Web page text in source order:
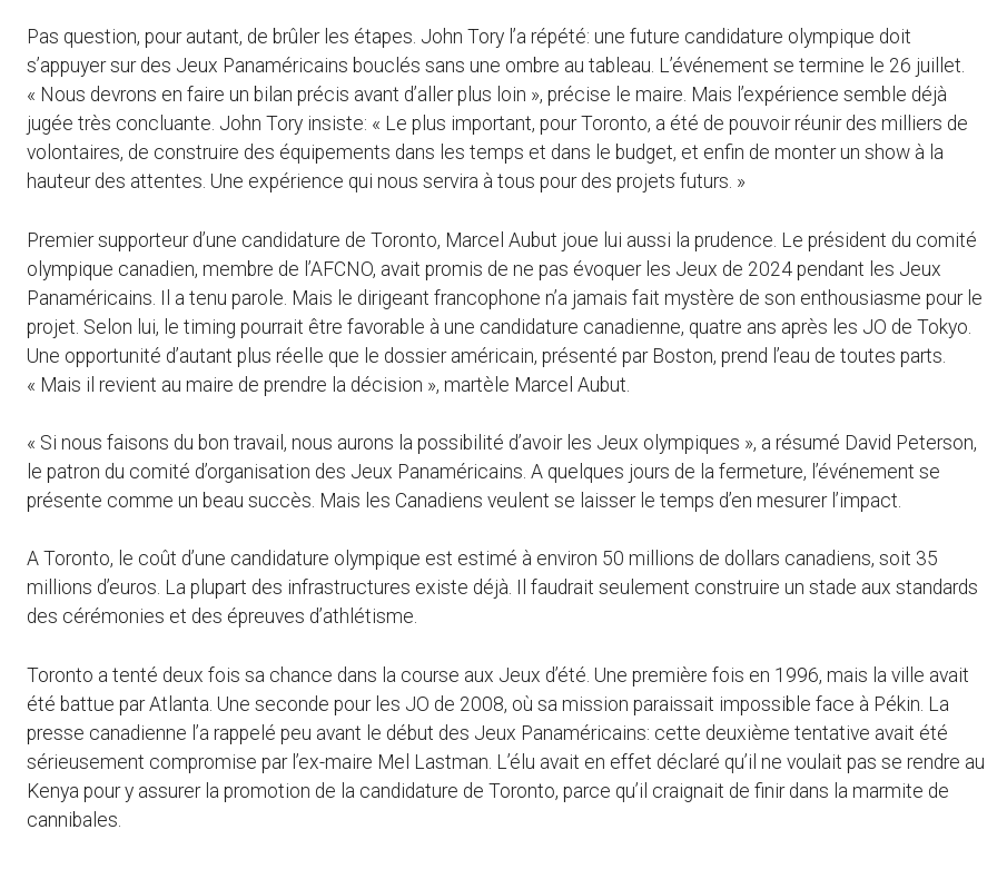
Pas question, pour autant, de brûler les étapes. John Tory l’a répété: une future candidature olympique doit
s’appuyer sur des Jeux Panaméricains bouclés sans une ombre au tableau. L’événement se termine le 26 juillet.
« Nous devrons en faire un bilan précis avant d’aller plus loin », précise le maire. Mais l’expérience semble déjà
jugée très concluante. John Tory insiste: « Le plus important, pour Toronto, a été de pouvoir réunir des milliers de
volontaires, de construire des équipements dans les temps et dans le budget, et enfin de monter un show à la
hauteur des attentes. Une expérience qui nous servira à tous pour des projets futurs. »
Premier supporteur d’une candidature de Toronto, Marcel Aubut joue lui aussi la prudence. Le président du comité
olympique canadien, membre de l’AFCNO, avait promis de ne pas évoquer les Jeux de 2024 pendant les Jeux
Panaméricains. Il a tenu parole. Mais le dirigeant francophone n’a jamais fait mystère de son enthousiasme pour le
projet. Selon lui, le timing pourrait être favorable à une candidature canadienne, quatre ans après les JO de Tokyo.
Une opportunité d’autant plus réelle que le dossier américain, présenté par Boston, prend l’eau de toutes parts.
« Mais il revient au maire de prendre la décision », martèle Marcel Aubut.
« Si nous faisons du bon travail, nous aurons la possibilité d’avoir les Jeux olympiques », a résumé David Peterson,
le patron du comité d’organisation des Jeux Panaméricains. A quelques jours de la fermeture, l’événement se
présente comme un beau succès. Mais les Canadiens veulent se laisser le temps d’en mesurer l’impact.
A Toronto, le coût d’une candidature olympique est estimé à environ 50 millions de dollars canadiens, soit 35
millions d’euros. La plupart des infrastructures existe déjà. Il faudrait seulement construire un stade aux standards
des cérémonies et des épreuves d’athlétisme.
Toronto a tenté deux fois sa chance dans la course aux Jeux d’été. Une première fois en 1996, mais la ville avait
été battue par Atlanta. Une seconde pour les JO de 2008, où sa mission paraissait impossible face à Pékin. La
presse canadienne l’a rappelé peu avant le début des Jeux Panaméricains: cette deuxième tentative avait été
sérieusement compromise par l’ex-maire Mel Lastman. L’élu avait en effet déclaré qu’il ne voulait pas se rendre au
Kenya pour y assurer la promotion de la candidature de Toronto, parce qu’il craignait de finir dans la marmite de
cannibales.